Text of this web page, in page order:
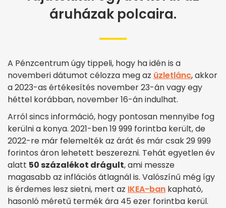
áruházak polcaira.
A Pénzcentrum úgy tippeli, hogy ha idén is a
novemberi dátumot célozza meg az üzletlánc, akkor
a 2023-as értékesítés november 23-án vagy egy
héttel korábban, november 16-án indulhat.
Arról sincs információ, hogy pontosan mennyibe fog
kerülni a konya. 2021-ben 19 999 forintba került, de
2022-re már felemelték az árát és már csak 29 999
forintos áron lehetett beszerezni. Tehát egyetlen év
alatt 50 százalékot drágult, ami messze
magasabb az inflációs átlagnál is. Valószínű még így
is érdemes lesz sietni, mert az IKEA-ban kapható,
hasonló méretű termék ára 45 ezer forintba kerül.